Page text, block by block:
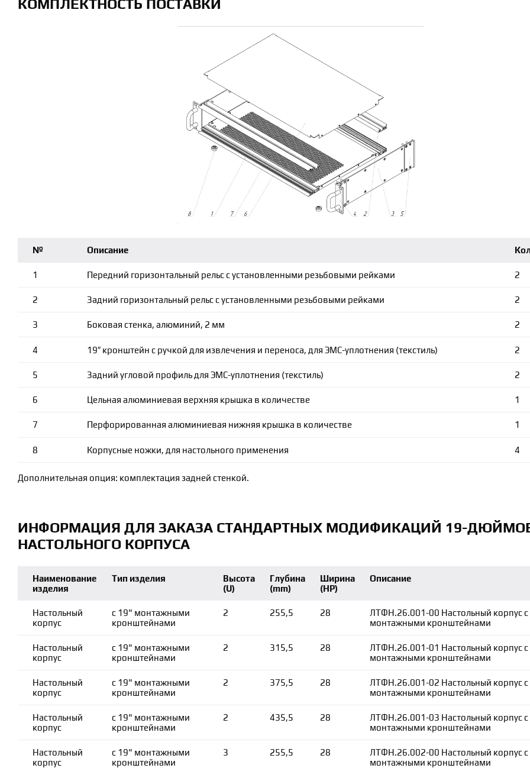
КОМПЛЕКТНОСТЬ ПОСТАВКИ
№ Описание
1 Передний горизонтальный рельс с установленными резьбовыми рейками 2
2 Задний горизонтальный рельс с установленными резьбовыми рейками 2
3 Боковая стенка, алюминий, 2 мм 2
4 19″ кронштейн с ручкой для извлечения и переноса, для ЭМС-уплотнения (текстиль) 2
5 Задний угловой профиль для ЭМС-уплотнения (текстиль) 2
6 Цельная алюминиевая верхняя крышка в количестве 1
7 Перфорированная алюминиевая нижняя крышка в количестве 1
8 Корпусные ножки, для настольного применения 4
Дополнительная опция: комплектация задней стенкой.
ИНФОРМАЦИЯ ДЛЯ ЗАКАЗА СТАНДАРТНЫХ МОДИФИКАЦИЙ 19-
НАСТОЛЬНОГО КОРПУСА
Наименование
изделия
Тип изделия
Высота
(U)
Глубина
(mm)
Ширина
(HP)
Описание
Настольный
корпус
с 19" монтажными
кронштейнами
2 255,5 28
ЛТФН.26.001-00 Настольный корпус
монтажными кронштейнами
Настольный
корпус
с 19" монтажными
кронштейнами
2 315,5 28
ЛТФН.26.001-01 Настольный корпус
монтажными кронштейнами
Настольный
корпус
с 19" монтажными
кронштейнами
2 375,5 28
ЛТФН.26.001-02 Настольный корпус
монтажными кронштейнами
Настольный
корпус
с 19" монтажными
кронштейнами
2 435,5 28
ЛТФН.26.001-03 Настольный корпус
монтажными кронштейнами
Настольный
корпус
с 19" монтажными
кронштейнами
3 255,5 28
ЛТФН.26.002-00 Настольный корпус
монтажными кронштейнами